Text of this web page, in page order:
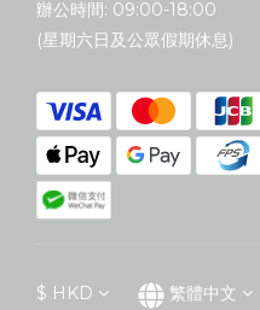
辦公時間: 09:00-18:00
(星期六日及公眾假期休息)
$ HKD 繁體中文